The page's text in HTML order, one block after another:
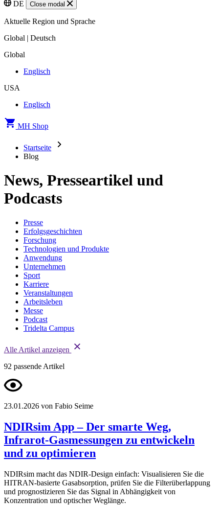
DE Close modal
Aktuelle Region und Sprache
Global | Deutsch
Global
Englisch
USA
Englisch
MH Shop
Startseite
Blog
News, Presseartikel und
Podcasts
Presse
Erfolgsgeschichten
Forschung
Technologien und Produkte
Anwendung
Unternehmen
Sport
Karriere
Veranstaltungen
Arbeitsleben
Messe
Podcast
Tridelta Campus
Alle Artikel anzeigen
92 passende Artikel
23.01.2026 von Fabio Seime
NDIRsim App – Der smarte Weg,
Infrarot-Gasmessungen zu entwickeln
und zu optimieren
NDIRsim macht das NDIR-Design einfach: Visualisieren Sie die
HITRAN-basierte Gasabsorption, prüfen Sie die Filterüberlappung
und prognostizieren Sie das Signal in Abhängigkeit von
Konzentration und optischer Weglänge.